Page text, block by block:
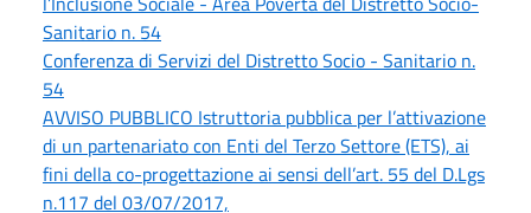
Sanitario n. 54
Conferenza di Servizi del Distretto Socio - Sanitario n.
54
AVVISO PUBBLICO Istruttoria pubblica per l’attivazione
di un partenariato con Enti del Terzo Settore (ETS), ai
fini della co-progettazione ai sensi dell’art. 55 del D.Lgs
n.117 del 03/07/2017,